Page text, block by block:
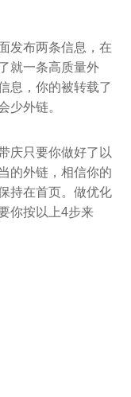
发布两条信息，在
就一条高质量外
息，你的被转载了
少外链。
庆只要你做好了以
的外链，相信你的
持在首页。做优化
你按以上4步来